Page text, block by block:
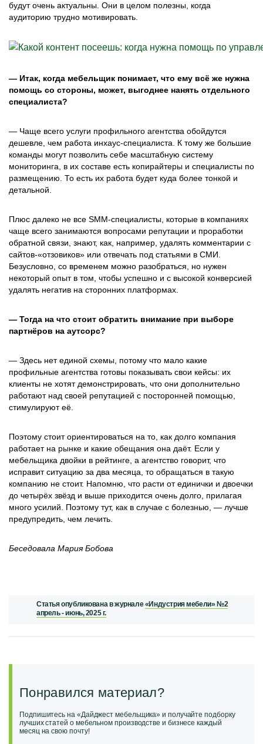
будут очень актуальны. Они в целом полезны, когда
аудиторию трудно мотивировать.
— Итак, когда мебельщик понимает, что ему всё же нужна
помощь со стороны, может, выгоднее нанять отдельного
специалиста?
— Чаще всего услуги профильного агентства обойдутся
дешевле, чем работа инхаус-специалиста. К тому же большие
команды могут позволить себе масштабную систему
мониторинга, в их составе есть копирайтеры и специалисты по
размещению. То есть их работа будет куда более тонкой и
детальной.
Плюс далеко не все SMM-специалисты, которые в компаниях
чаще всего занимаются вопросами репутации и проработки
обратной связи, знают, как, например, удалять комментарии с
сайтов-«отзовиков» или отвечать под статьями в СМИ.
Безусловно, со временем можно разобраться, но нужен
некоторый опыт в том, чтобы успешно и с высокой конверсией
удалять негатив на сторонних платформах.
— Тогда на что стоит обратить внимание при выборе
партнёров на аутсорс?
— Здесь нет единой схемы, потому что мало какие
профильные агентства готовы показывать свои кейсы: их
клиенты не хотят демонстрировать, что они дополнительно
работают над своей репутацией с посторонней помощью,
стимулируют её.
Поэтому стоит ориентироваться на то, как долго компания
работает на рынке и какие обещания она даёт. Если у
мебельщика двойки в рейтинге, а агентство говорит, что
исправит ситуацию за два месяца, то обращаться в такую
компанию не стоит. Напомню, что расти от единички и двоечки
до четырёх звёзд и выше приходится очень долго, прилагая
много усилий. Поэтому тут, как в случае с болезнью, — лучше
предупредить, чем лечить.
Беседовала Мария Бобова
Статья опубликована в журнале«Индустрия мебели» №2
апрель - июнь, 2025 г.
Понравился материал?
Подпишитесь на «Дайджест мебельщика» и получайте подборку
лучших статей о мебельном производстве и бизнесе каждый
месяц на свою почту!